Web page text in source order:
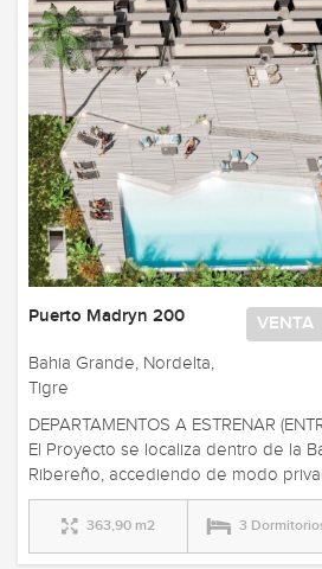
VENTA
Puerto Madryn 200
Bahia Grande, Nordelta,
Tigre
DEPARTAMENTOS A ESTRENAR
El Proyecto se localiza dentro de la
Ribereño, accediendo de modo
363,90 m2 3